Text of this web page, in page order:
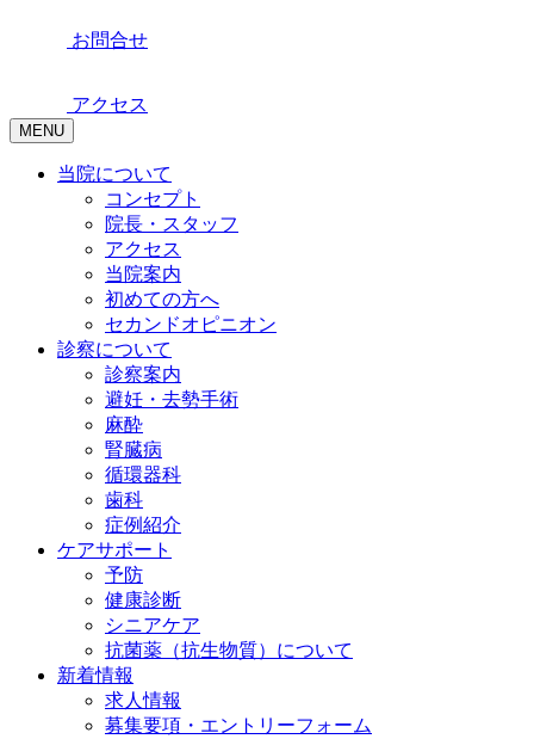
お問合せ
アクセス
MENU
当院について
コンセプト
院長・スタッフ
アクセス
当院案内
初めての方へ
セカンドオピニオン
診察について
診察案内
避妊・去勢手術
麻酔
腎臓病
循環器科
歯科
症例紹介
ケアサポート
予防
健康診断
シニアケア
抗菌薬（抗生物質）について
新着情報
求人情報
募集要項・エントリーフォーム